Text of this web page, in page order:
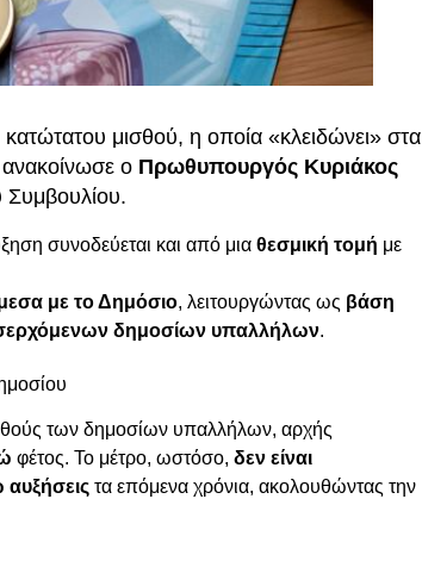
μισθού, η οποία «κλειδώνει» στα
ο Πρωθυπουργός Κυριάκος
Συμβουλίου.
συνοδεύεται και από μια θεσμική τομή με
με το Δημόσιο, λειτουργώντας ως βάση
δημοσίων υπαλλήλων.
των δημοσίων υπαλλήλων, αρχής
φέτος. Το μέτρο, ωστόσο, δεν είναι
αυξήσεις τα επόμενα χρόνια, ακολουθώντας την